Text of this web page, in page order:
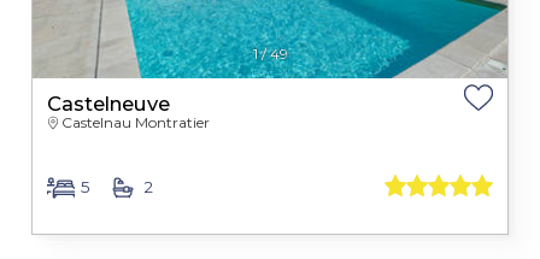
1/49
Castelneuve
Castelnau Montratier
5 2